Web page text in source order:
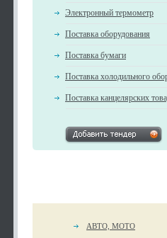
Электронный термометр
Поставка оборудования
Поставка бумаги
Поставка холодильного
Поставка канцелярских
АВТО, МОТО